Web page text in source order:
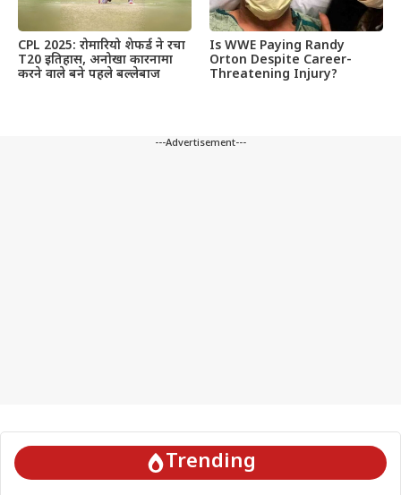
CPL 2025: रोमारियो शेफर्ड ने रचा
T20 इतिहास, अनोखा कारनामा
करने वाले बने पहले बल्लेबाज
Is WWE Paying Randy
Orton Despite Career-
Threatening Injury?
---Advertisement---
Trending